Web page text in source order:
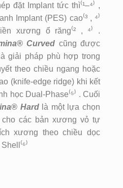
đặt Implant tức thì⁽¹–⁴⁾ ,
Implant (PES) cao⁽³ , ⁴⁾
xương ổ răng⁽² , ⁴⁾ .
Curved cũng được
giải pháp phù hợp trong
theo chiều ngang hoặc
(knife-edge ridge) khi kết
học Dual-Phase⁽⁵⁾ . Cuối
Hardlà một lựa chọn
các bản xương vỏ tự
xương theo chiều dọc